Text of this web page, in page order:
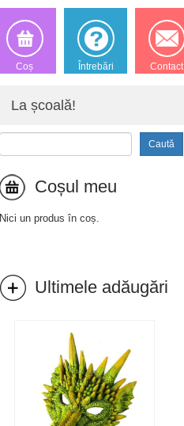
Coș Întrebări Contact
La școală!
Caută
Coșul meu
Nici un produs în coș.
Ultimele adăugări